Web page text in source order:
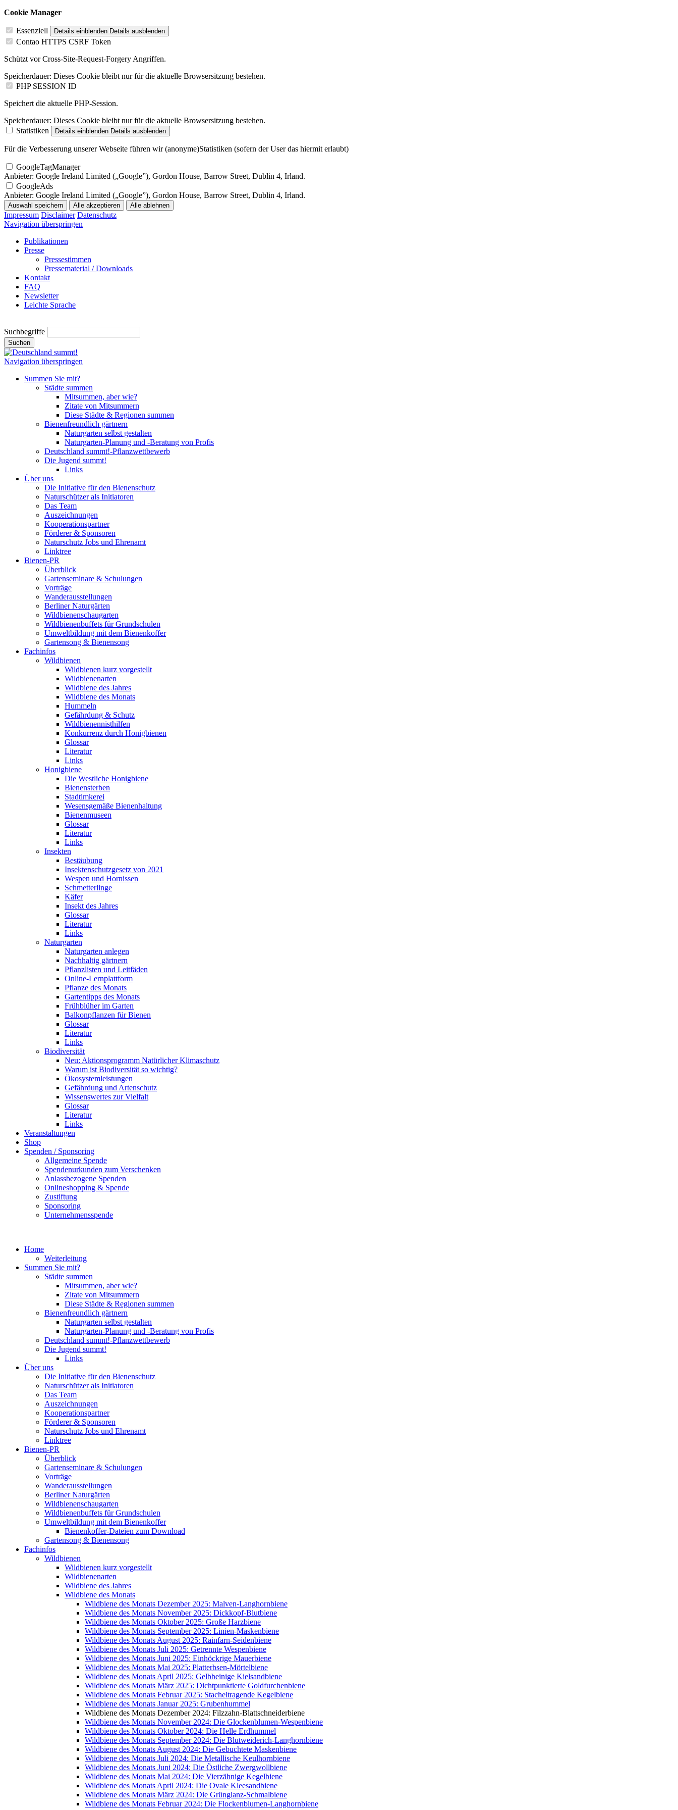
Cookie Manager
Essenziell Details einblenden Details ausblenden
Contao HTTPS CSRF Token
Schützt vor Cross-Site-Request-Forgery Angriffen.
Speicherdauer: Dieses Cookie bleibt nur für die aktuelle Browsersitzung bestehen.
PHP SESSION ID
Speichert die aktuelle PHP-Session.
Speicherdauer: Dieses Cookie bleibt nur für die aktuelle Browsersitzung bestehen.
Statistiken
Details einblenden Details ausblenden
Für die Verbesserung unserer Webseite führen wir (anonyme)Statistiken (sofern der User das hiermit erlaubt)
GoogleTagManager
Anbieter: Google Ireland Limited („Google”), Gordon House, Barrow Street, Dublin 4, Irland.
GoogleAds
Anbieter: Google Ireland Limited („Google”), Gordon House, Barrow Street, Dublin 4, Irland.
Auswahl speichern Alle akzeptieren Alle ablehnen
Impressum Disclaimer Datenschutz
Navigation überspringen
Publikationen
Presse
Pressestimmen
Pressematerial / Downloads
Kontakt
FAQ
Newsletter
Leichte Sprache
Suchbegriffe
Suchen
Navigation überspringen
Summen Sie mit?
Städte summen
Mitsummen, aber wie?
Zitate von Mitsummern
Diese Städte & Regionen summen
Bienenfreundlich gärtnern
Naturgarten selbst gestalten
Naturgarten-Planung und -Beratung von Profis
Deutschland summt!-Pflanzwettbewerb
Die Jugend summt!
Links
Über uns
Die Initiative für den Bienenschutz
Naturschützer als Initiatoren
Das Team
Auszeichnungen
Kooperationspartner
Förderer & Sponsoren
Naturschutz Jobs und Ehrenamt
Linktree
Bienen-PR
Überblick
Gartenseminare & Schulungen
Vorträge
Wanderausstellungen
Berliner Naturgärten
Wildbienenschaugarten
Wildbienenbuffets für Grundschulen
Umweltbildung mit dem Bienenkoffer
Gartensong & Bienensong
Fachinfos
Wildbienen
Wildbienen kurz vorgestellt
Wildbienenarten
Wildbiene des Jahres
Wildbiene des Monats
Hummeln
Gefährdung & Schutz
Wildbienennisthilfen
Konkurrenz durch Honigbienen
Glossar
Literatur
Links
Honigbiene
Die Westliche Honigbiene
Bienensterben
Stadtimkerei
Wesensgemäße Bienenhaltung
Bienenmuseen
Glossar
Literatur
Links
Insekten
Bestäubung
Insektenschutzgesetz von 2021
Wespen und Hornissen
Schmetterlinge
Käfer
Insekt des Jahres
Glossar
Literatur
Links
Naturgarten
Naturgarten anlegen
Nachhaltig gärtnern
Pflanzlisten und Leitfäden
Online-Lernplattform
Pflanze des Monats
Gartentipps des Monats
Frühblüher im Garten
Balkonpflanzen für Bienen
Glossar
Literatur
Links
Biodiversität
Neu: Aktionsprogramm Natürlicher Klimaschutz
Warum ist Biodiversität so wichtig?
Ökosystemleistungen
Gefährdung und Artenschutz
Wissenswertes zur Vielfalt
Glossar
Literatur
Links
Veranstaltungen
Shop
Spenden / Sponsoring
Allgemeine Spende
Spendenurkunden zum Verschenken
Anlassbezogene Spenden
Onlineshopping & Spende
Zustiftung
Sponsoring
Unternehmensspende
Home
Weiterleitung
Summen Sie mit?
Städte summen
Mitsummen, aber wie?
Zitate von Mitsummern
Diese Städte & Regionen summen
Bienenfreundlich gärtnern
Naturgarten selbst gestalten
Naturgarten-Planung und -Beratung von Profis
Deutschland summt!-Pflanzwettbewerb
Die Jugend summt!
Links
Über uns
Die Initiative für den Bienenschutz
Naturschützer als Initiatoren
Das Team
Auszeichnungen
Kooperationspartner
Förderer & Sponsoren
Naturschutz Jobs und Ehrenamt
Linktree
Bienen-PR
Überblick
Gartenseminare & Schulungen
Vorträge
Wanderausstellungen
Berliner Naturgärten
Wildbienenschaugarten
Wildbienenbuffets für Grundschulen
Umweltbildung mit dem Bienenkoffer
Bienenkoffer-Dateien zum Download
Gartensong & Bienensong
Fachinfos
Wildbienen
Wildbienen kurz vorgestellt
Wildbienenarten
Wildbiene des Jahres
Wildbiene des Monats
Wildbiene des Monats Dezember 2025: Malven-Langhornbiene
Wildbiene des Monats November 2025: Dickkopf-Blutbiene
Wildbiene des Monats Oktober 2025: Große Harzbiene
Wildbiene des Monats September 2025: Linien-Maskenbiene
Wildbiene des Monats August 2025: Rainfarn-Seidenbiene
Wildbiene des Monats Juli 2025: Getrennte Wespenbiene
Wildbiene des Monats Juni 2025: Einhöckrige Mauerbiene
Wildbiene des Monats Mai 2025: Platterbsen-Mörtelbiene
Wildbiene des Monats April 2025: Gelbbeinige Kielsandbiene
Wildbiene des Monats März 2025: Dichtpunktierte Goldfurchenbiene
Wildbiene des Monats Februar 2025: Stacheltragende Kegelbiene
Wildbiene des Monats Januar 2025: Grubenhummel
Wildbiene des Monats Dezember 2024: Filzzahn-Blattschneiderbiene
Wildbiene des Monats November 2024: Die Glockenblumen-Wespenbiene
Wildbiene des Monats Oktober 2024: Die Helle Erdhummel
Wildbiene des Monats September 2024: Die Blutweiderich-Langhornbiene
Wildbiene des Monats August 2024: Die Gebuchtete Maskenbiene
Wildbiene des Monats Juli 2024: Die Metallische Keulhornbiene
Wildbiene des Monats Juni 2024: Die Östliche Zwergwollbiene
Wildbiene des Monats Mai 2024: Die Vierzähnige Kegelbiene
Wildbiene des Monats April 2024: Die Ovale Kleesandbiene
Wildbiene des Monats März 2024: Die Grünglanz-Schmalbiene
Wildbiene des Monats Februar 2024: Die Flockenblumen-Langhornbiene